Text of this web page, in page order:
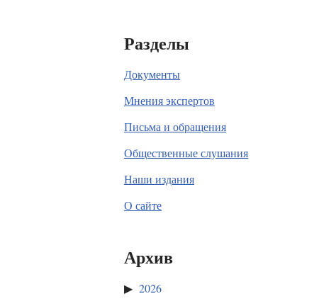
Разделы
Документы
Мнения экспертов
Письма и обращения
Общественные слушания
Наши издания
О сайте
Архив
2026